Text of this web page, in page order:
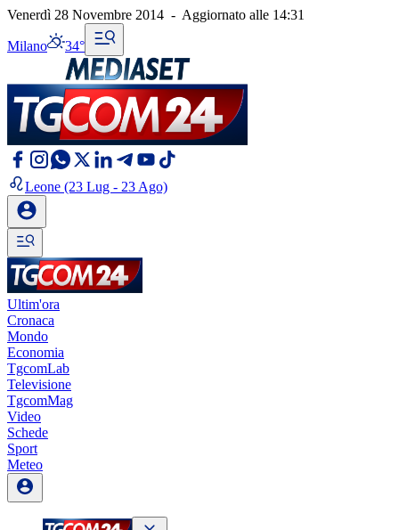
Venerdì 28 Novembre 2014 - Aggiornato alle 14:31
Milano 34°
Leone (23 Lug - 23 Ago)
Ultim'ora
Cronaca
Mondo
Economia
TgcomLab
Televisione
TgcomMag
Video
Schede
Sport
Meteo